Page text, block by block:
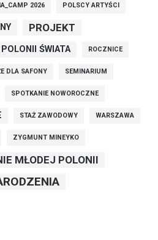
2026 POLSCY ARTYŚCI
PROJEKT
POLONII ŚWIATA ROCZNICE
DLA SAFONY SEMINARIUM
SPOTKANIE NOWOROCZNE
STAŻ ZAWODOWY WARSZAWA
ZYGMUNT MINEYKO
MŁODEJ POLONII